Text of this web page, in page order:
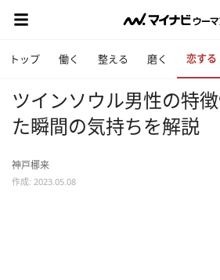
トップ 働く 整える 磨く 恋する
ツインソウル男性の特
た瞬間の気持ちを解説
神戸梛来
作成: 2023.05.08